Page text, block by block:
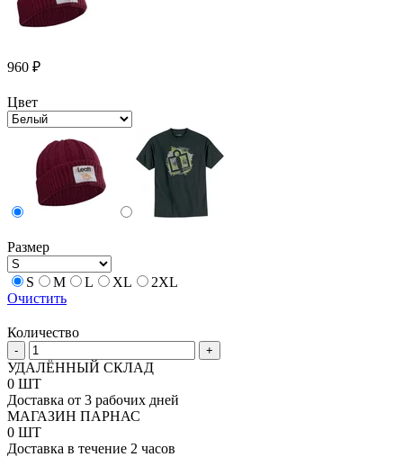
960 ₽
Цвет
Размер
S M L XL
2XL
Очистить
Количество
-
Количество
товара
Футболка
Thor
Hoser
+
УДАЛЁННЫЙ СКЛАД
0 ШТ
Доставка от 3 рабочих дней
МАГАЗИН ПАРНАС
0 ШТ
Доставка в течение 2 часов